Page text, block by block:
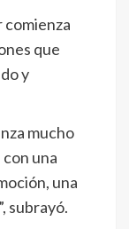
comienza
que
y
mucho
una
una
subrayó.